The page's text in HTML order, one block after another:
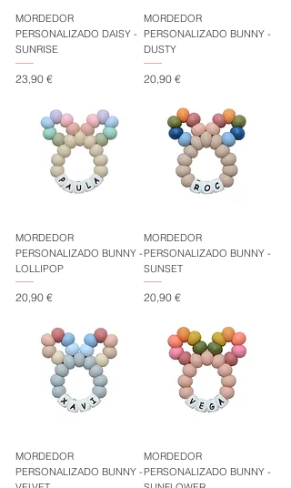
MORDEDOR
PERSONALIZADO DAISY -
SUNRISE
Precio
23,90 €
MORDEDOR
PERSONALIZADO BUNNY -
DUSTY
Precio
20,90 €
MORDEDOR
PERSONALIZADO BUNNY -
LOLLIPOP
Precio
20,90 €
MORDEDOR
PERSONALIZADO BUNNY -
SUNSET
Precio
20,90 €
MORDEDOR
PERSONALIZADO BUNNY -
MORDEDOR
PERSONALIZADO BUNNY -